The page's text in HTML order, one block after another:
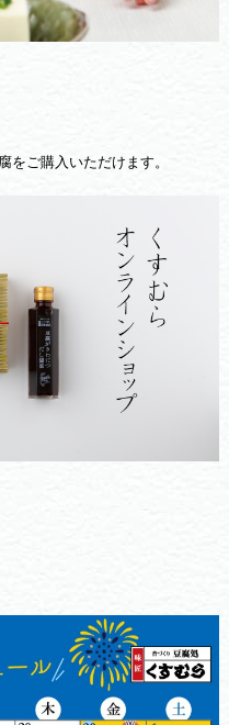
をご購入いただけます。